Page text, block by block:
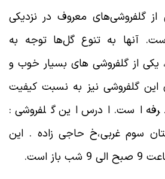
گلفروشی‌های معروف در نزدیکی
است. آنها به تنوع گل‌ها توجه به
یکی از گلفروشی های بسیار خوب و
گلفروشی نیز به نسبت کیفیت
است. ادرس این گلفروشی :
سوم غربی،خ حاجی زاده . این
است.